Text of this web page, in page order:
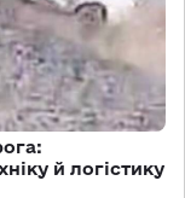
й логістику